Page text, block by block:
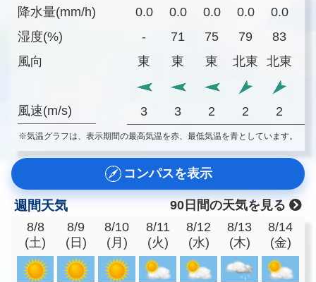
降水量(mm/h)
湿度(%)
風向
風速(m/s)
0.0 0.0 0.0 0.0 0.0
-
71 75 79 83
東
東 東 北東 北東
3 3 2 2 2
※気温グラフは、表示期間の最高気温を赤、最低気温を青としています。
コンパスを表示
週間天気
90日間の天気を見る
8/8
(土)
8/9
(日)
8/10
(月)
8/11
(火)
8/12
(水)
8/13
(木)
8/14
(金)